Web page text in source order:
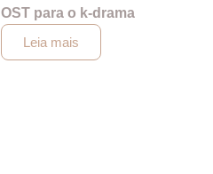
OST para o k-drama
Leia mais